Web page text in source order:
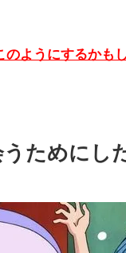
のようにするかも
ためにし